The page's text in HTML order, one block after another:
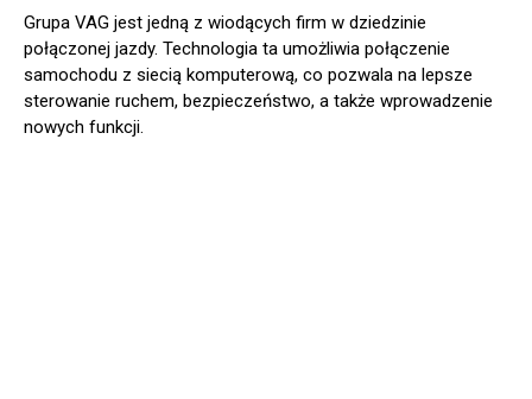
Grupa VAG jest jedną z wiodących firm w dziedzinie
połączonej jazdy. Technologia ta umożliwia połączenie
samochodu z siecią komputerową, co pozwala na lepsze
sterowanie ruchem, bezpieczeństwo, a także wprowadzenie
nowych funkcji.